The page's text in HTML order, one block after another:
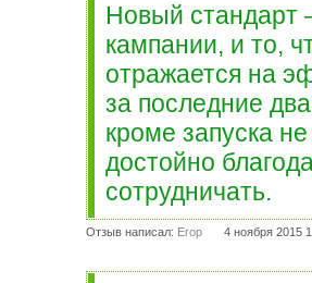
Новый стандарт
кампании, и то,
отражается на
за последние
кроме запуска
достойно
сотрудничать.
Отзыв написал: Егор 4 ноября 2015